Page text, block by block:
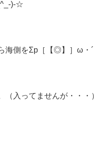
)-☆
海側をΣp［【◎】］ω・
（入ってませんが・・・